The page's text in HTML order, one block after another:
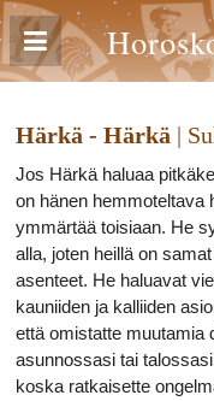
Härkä - Härkä |
Jos Härkä haluaa
on hänen hemmoteltava
ymmärtää toisiaan. He
alla, joten heillä on
asenteet. He haluavat
kauniiden ja kalliiden
että omistatte muutamia
asunnossasi tai
koska ratkaisette